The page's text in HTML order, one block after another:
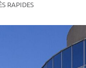
RAPIDES